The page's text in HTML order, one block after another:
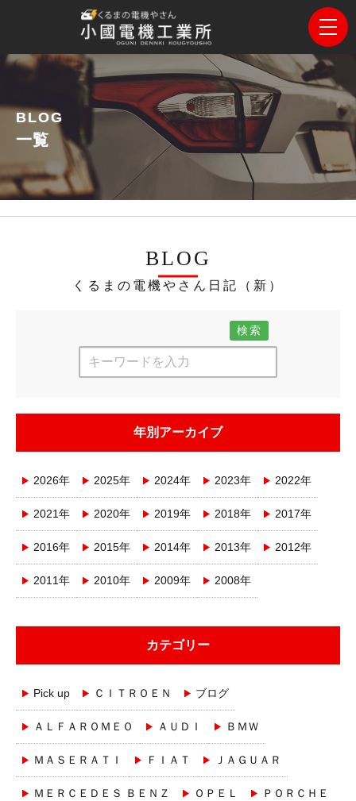
BLOG
一覧
BLOG
くるまの電機やさん日記（新）
検索
年別アーカイブ
2026年 2025年 2024年 2023年 2022年
2021年 2020年 2019年 2018年 2017年
2016年 2015年 2014年 2013年 2012年
2011年 2010年 2009年 2008年
カテゴリー
Pick up ＣＩＴＲＯＥＮ ブログ
ＡＬＦＡＲＯＭＥＯ ＡＵＤＩ ＢＭＷ
ＭＡＳＥＲＡＴＩ ＦＩＡＴ ＪＡＧＵＡＲ
ＭＥＲＣＥＤＥＳ ＢＥＮＺ ＯＰＥＬ ＰＯＲＣＨＥ